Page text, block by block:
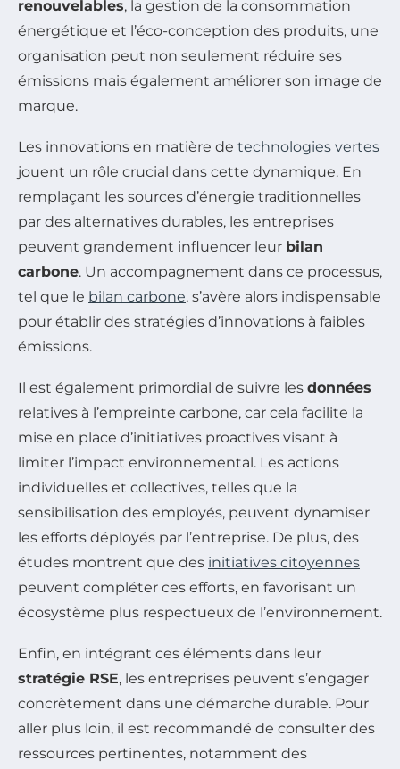
renouvelables, la gestion de la consommation
énergétique et l’éco-conception des produits, une
organisation peut non seulement réduire ses
émissions mais également améliorer son image de
marque.
Les innovations en matière de technologies vertes
jouent un rôle crucial dans cette dynamique. En
remplaçant les sources d’énergie traditionnelles
par des alternatives durables, les entreprises
peuvent grandement influencer leur bilan
carbone. Un accompagnement dans ce processus,
tel que le bilan carbone, s’avère alors indispensable
pour établir des stratégies d’innovations à faibles
émissions.
Il est également primordial de suivre les données
relatives à l’empreinte carbone, car cela facilite la
mise en place d’initiatives proactives visant à
limiter l’impact environnemental. Les actions
individuelles et collectives, telles que la
sensibilisation des employés, peuvent dynamiser
les efforts déployés par l’entreprise. De plus, des
études montrent que des initiatives citoyennes
peuvent compléter ces efforts, en favorisant un
écosystème plus respectueux de l’environnement.
Enfin, en intégrant ces éléments dans leur
stratégie RSE, les entreprises peuvent s’engager
concrètement dans une démarche durable. Pour
aller plus loin, il est recommandé de consulter des
ressources pertinentes, notamment des